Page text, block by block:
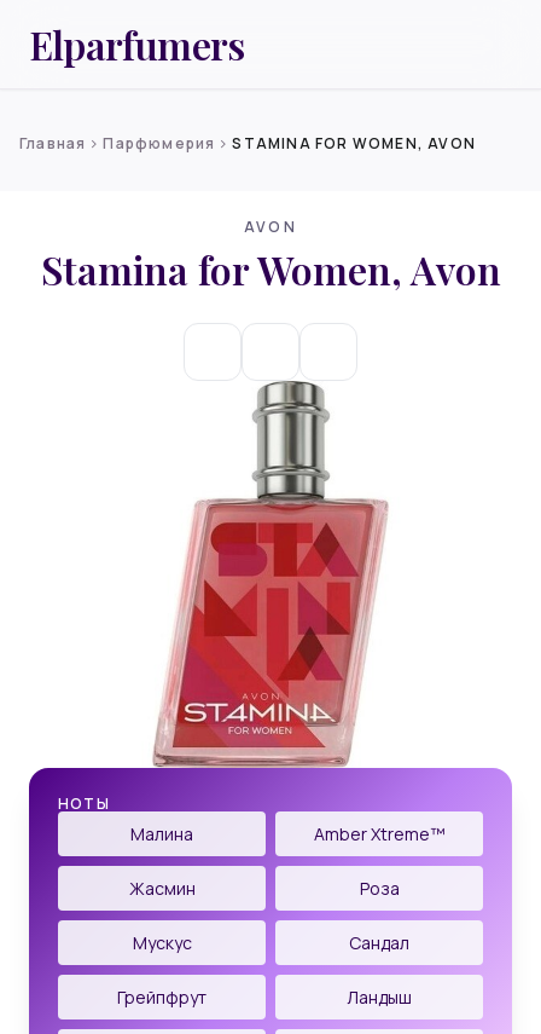
Elparfumers
Главная chevron_rightПарфюмерия chevron_rightSTAMINA FOR WOMEN, AVON
AVON
Stamina for Women, Avon
НОТЫ
Малина Amber Xtreme™
Жасмин Роза
Мускус Сандал
Грейпфрут Ландыш